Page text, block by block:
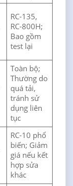
RC-135,
RC-800H;
Bao gồm
test lại
Toàn bộ;
Thường do
quá tải,
tránh sử
dụng liên
tục
RC-10 phổ
biến; Giảm
giá nếu kết
hợp sửa
khác